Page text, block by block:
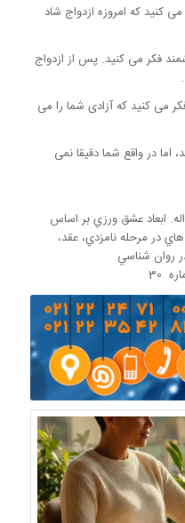
کنید که امروزه ازدواج شاد
فکر می کنید. پس از ازدواج
می کنید که آزادی شما را می
اما در واقع شما دقیقا نمی
ابعاد عشق ورزي بر اساس
در مرحله نامزدي، عقد،
روان شناسي